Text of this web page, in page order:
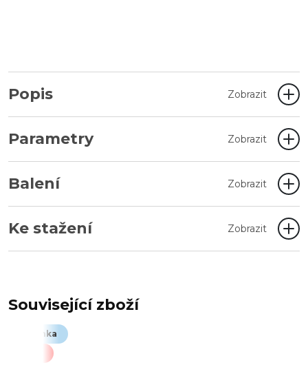
Popis Zobrazit
Parametry Zobrazit
Balení Zobrazit
Ke stažení Zobrazit
Související zboží
Novinka